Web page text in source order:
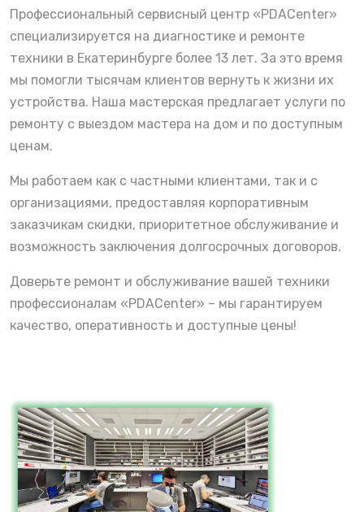
Профессиональный сервисный центр «PDACenter»
специализируется на диагностике и ремонте
техники в Екатеринбурге более 13 лет. За это время
мы помогли тысячам клиентов вернуть к жизни их
устройства. Наша мастерская предлагает услуги по
ремонту с выездом мастера на дом и по доступным
ценам.
Мы работаем как с частными клиентами, так и с
организациями, предоставляя корпоративным
заказчикам скидки, приоритетное обслуживание и
возможность заключения долгосрочных договоров.
Доверьте ремонт и обслуживание вашей техники
профессионалам «PDACenter» – мы гарантируем
качество, оперативность и доступные цены!